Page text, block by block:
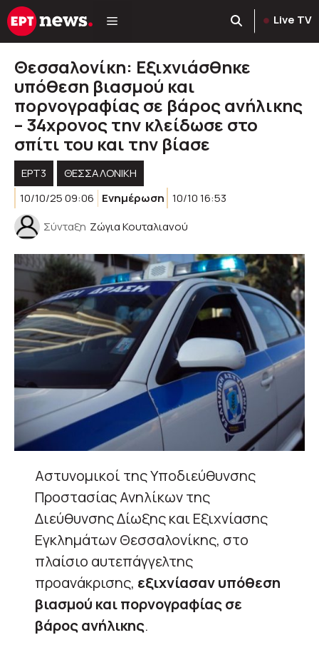
Μετάβαση
σε
Live TV
Θεσσαλονίκη: Εξιχνιάσθηκε
υπόθεση βιασμού και
πορνογραφίας σε βάρος ανήλικης
– 34χρονος την κλείδωσε στο
σπίτι του και την βίασε
ΕΡΤ3
ΘΕΣΣΑΛΟΝΙΚΗ
10/10/25 09:06
Ενημέρωση 10/10 16:53
Σύνταξη Ζώγια Κουταλιανού
Αστυνομικοί της Υποδιεύθυνσης
Προστασίας Ανηλίκων της
Διεύθυνσης Δίωξης και Εξιχνίασης
Εγκλημάτων Θεσσαλονίκης, στο
πλαίσιο αυτεπάγγελτης
προανάκρισης, εξιχνίασαν υπόθεση
βιασμού και πορνογραφίας σε
βάρος ανήλικης.